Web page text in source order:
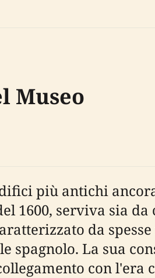
Museo
più antichi
1600, serviva sia da
da
La sua
con l'era